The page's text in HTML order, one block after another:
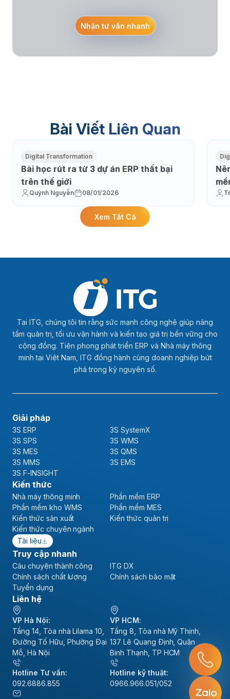
Nhận tư vấn nhanh
Bài Viết Liên Quan
Digital Transformation
Bài học rút ra từ 3 dự án ERP thất bại
trên thế giới
Quỳnh Nguyễn 08/01/2026
Xem Tất Cả
Tại ITG, chúng tôi tin rằng sức mạnh công nghệ giúp nâng
tầm quản trị, tối ưu vận hành và kiến tạo giá trị bền vững cho
cộng đồng. Tiên phong phát triển ERP và Nhà máy thông
minh tại Việt Nam, ITG đồng hành cùng doanh nghiệp bứt
phá trong kỷ nguyên số.
Giải pháp
3S ERP
3S SystemX
3S SPS
3S WMS
3S MES
3S QMS
3S MMS
3S EMS
3S F-INSIGHT
Kiến thức
Nhà máy thông minh
Phần mềm ERP
Phần mềm kho WMS
Phần mềm MES
Kiến thức sản xuất
Kiến thức quản trị
Kiến thức chuyên ngành
Tài liệu
Truy cập nhanh
Câu chuyện thành công
ITG DX
Chính sách chất lượng
Chính sách bảo mật
Tuyển dụng
Liên hệ
VP Hà Nội:
Tầng 14, Tòa nhà Lilama 10,
Đường Tố Hữu, Phường Đại
Mỗ, Hà Nội
VP HCM:
Tầng 8, Tòa nhà Mỹ Thịnh,
137 Lê Quang Định, Quận
Bình Thạnh, TP HCM
Hotline Tư vấn:
092.6886.855
Hotline kỹ thuật:
0966.966.051/052